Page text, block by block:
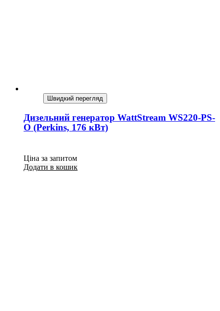
Швидкий перегляд
Дизельний генератор WattStream WS220-PS-
O (Perkins, 176 кВт)
Ціна за запитом
Додати в кошик